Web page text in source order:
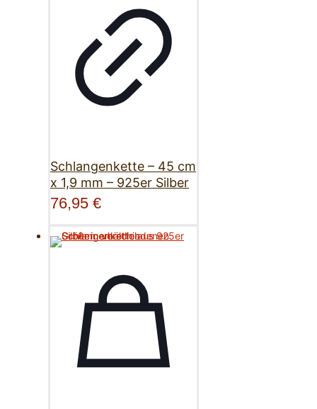
Schlangenkette – 45 cm
x 1,9 mm – 925er Silber
76,95 €